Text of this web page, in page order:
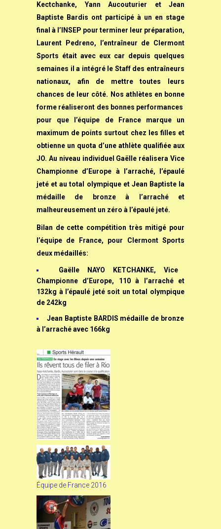
Kectchanke, Yann Aucouturier et Jean
Baptiste Bardis ont participé à un en stage
final à l’INSEP pour terminer leur préparation,
Laurent Pedreno, l’entraîneur de Clermont
Sports était avec eux car depuis quelques
semaines il a intégré le Staff des entraîneurs
nationaux, afin de mettre toutes leurs
chances de leur côté. Nos athlètes en bonne
forme réaliseront des bonnes performances
pour que l’équipe de France marque un
maximum de points surtout chez les filles et
obtienne un quota d’une athlète qualifiée aux
JO. Au niveau individuel Gaëlle réalisera Vice
Championne d’Europe à l’arraché, l’épaulé
jeté et au total olympique et Jean Baptiste la
médaille de bronze à l’arraché et
malheureusement un zéro à l’épaulé jeté.
Bilan de cette compétition très mitigé pour
l’équipe de France, pour Clermont Sports
deux médaillés:
Gaëlle NAYO KETCHANKE, Vice
Championne d’Europe, 110 à l’arraché et
132kg à l’épaulé jeté soit un total olympique
de 242kg
Jean Baptiste BARDIS médaille de bronze
à l’arraché avec 166kg
Équipe de France 2016